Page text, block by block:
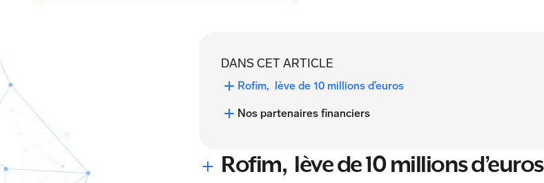
DANS CET ARTICLE
Rofim, lève de 10 millions d’euros
Nos partenaires financiers
Rofim, lève de 10 millions d’euros